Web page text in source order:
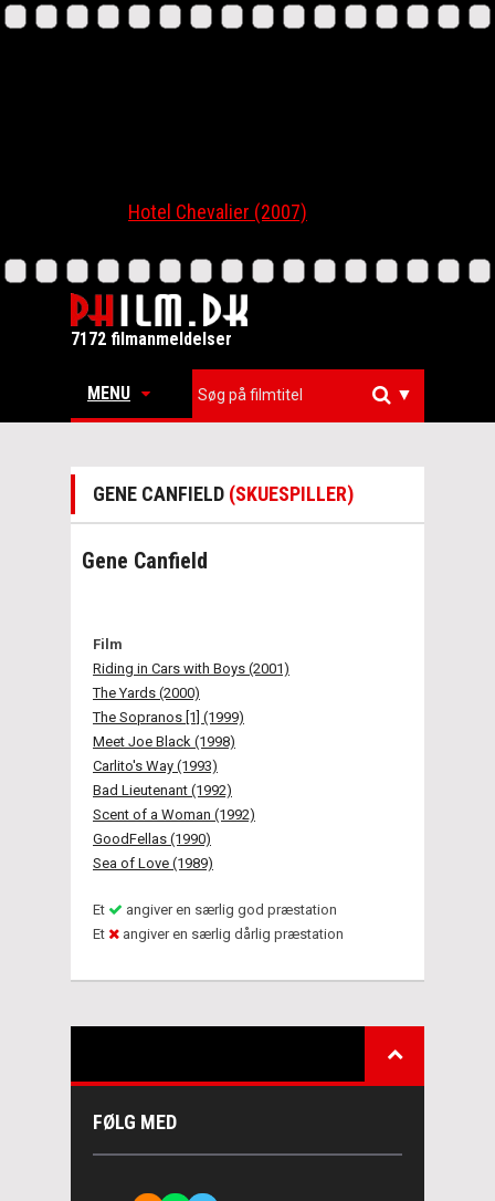
Hotel Chevalier (2007)
7172 filmanmeldelser
MENU ▼
GENE CANFIELD (SKUESPILLER)
Gene Canfield
Film
Riding in Cars with Boys (2001)
The Yards (2000)
The Sopranos [1] (1999)
Meet Joe Black (1998)
Carlito's Way (1993)
Bad Lieutenant (1992)
Scent of a Woman (1992)
GoodFellas (1990)
Sea of Love (1989)
Et
angiver en særlig god præstation
Et
angiver en særlig dårlig præstation
FØLG MED